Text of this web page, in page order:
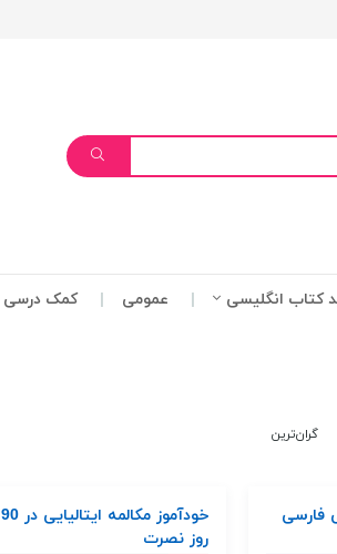
کتاب انگلیسی عمومی کمک درسی
گران‌ترین
فارسی
خودآموز مکالمه ایتالیایی در 90
روز نصرت